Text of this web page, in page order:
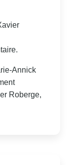
Annick
Roberge,